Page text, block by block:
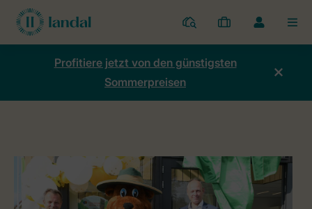
Ferienparks
Meine
Buchungen
Dropdown-
Menü
Kontos
Profitiere jetzt von den günstigsten
Sommerpreisen